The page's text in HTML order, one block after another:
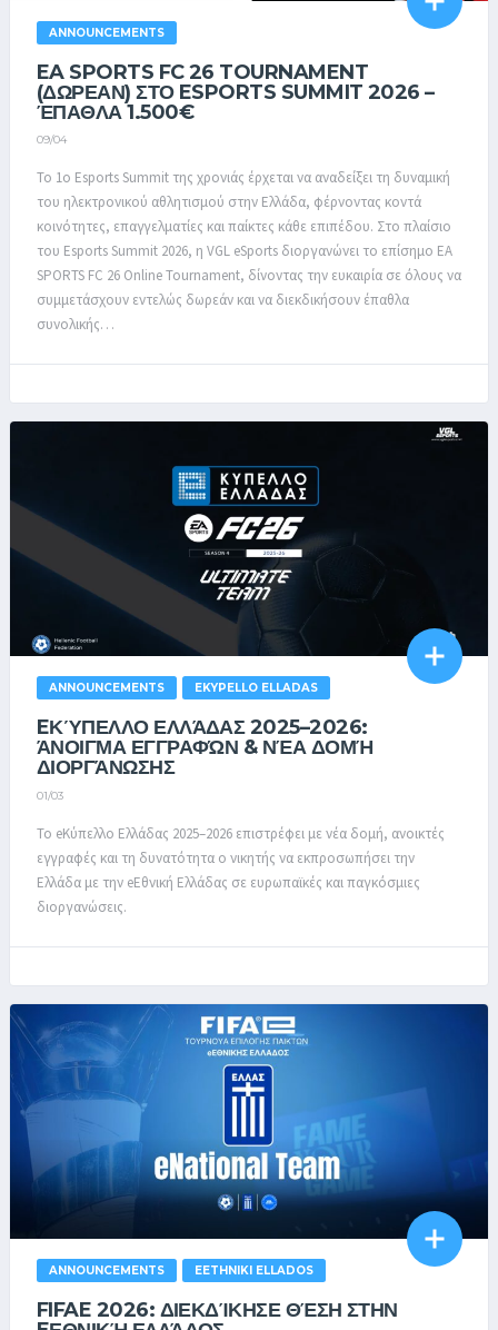
ANNOUNCEMENTS
EA SPORTS FC 26 TOURNAMENT
(ΔΩΡΕΑΝ) ΣΤΟ ESPORTS SUMMIT 2026 –
ΈΠΑΘΛΑ 1.500€
09/04
Το 1o Esports Summit της χρονιάς έρχεται να αναδείξει τη δυναμική
του ηλεκτρονικού αθλητισμού στην Ελλάδα, φέρνοντας κοντά
κοινότητες, επαγγελματίες και παίκτες κάθε επιπέδου. Στο πλαίσιο
του Esports Summit 2026, η VGL eSports διοργανώνει το επίσημο EA
SPORTS FC 26 Online Tournament, δίνοντας την ευκαιρία σε όλους να
συμμετάσχουν εντελώς δωρεάν και να διεκδικήσουν έπαθλα
συνολικής…
ANNOUNCEMENTS EKYPELLO ELLADAS
EΚΎΠΕΛΛΟ ΕΛΛΆΔΑΣ 2025–2026:
ΆΝΟΙΓΜΑ ΕΓΓΡΑΦΏΝ & ΝΈΑ ΔΟΜΉ
ΔΙΟΡΓΆΝΩΣΗΣ
01/03
Το eΚύπελλο Ελλάδας 2025–2026 επιστρέφει με νέα δομή, ανοικτές
εγγραφές και τη δυνατότητα ο νικητής να εκπροσωπήσει την
Ελλάδα με την eΕθνική Ελλάδας σε ευρωπαϊκές και παγκόσμιες
διοργανώσεις.
ANNOUNCEMENTS EETHNIKI ELLADOS
FIFAE 2026: ΔΙΕΚΔΊΚΗΣΕ ΘΈΣΗ ΣΤΗΝ